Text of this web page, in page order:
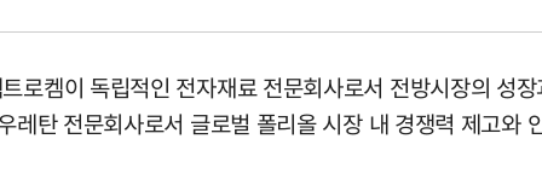
로켐이 독립적인 전자재료 전문회사로서 전방시장의 성
탄 전문회사로서 글로벌 폴리올 시장 내 경쟁력 제고와